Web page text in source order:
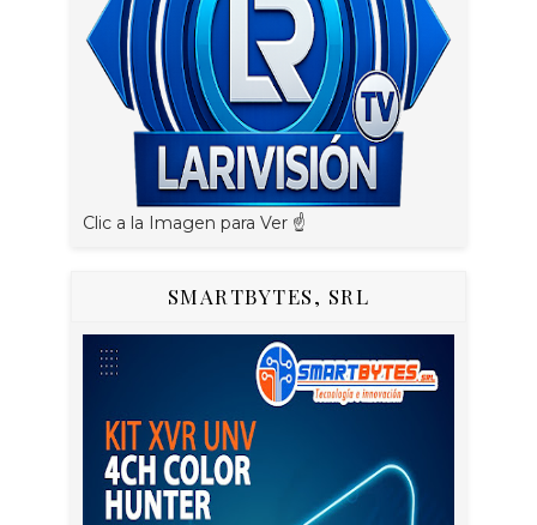
Clic a la Imagen para Ver ☝️
SMARTBYTES, SRL